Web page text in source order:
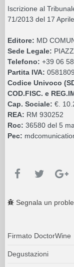
Iscrizione al
71/2013 del 17
Editore: MD
Sede Legale:
Telefono: +39 06
Partita IVA:
Codice Univoco
COD.FISC. e
Cap. Sociale: €.
REA: RM 930252
Roc: 36580 del 5
Pec:
Segnala un
Firmato DoctorWine
Degustazioni